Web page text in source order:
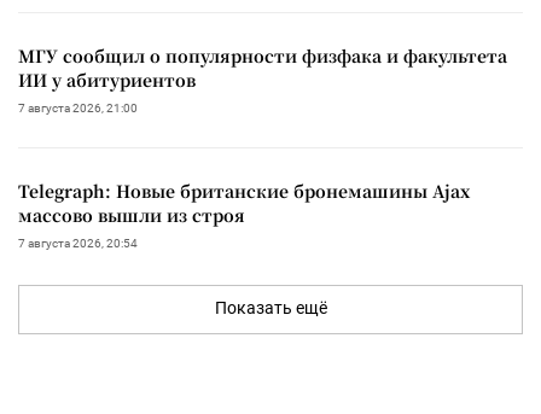
МГУ сообщил о популярности физфака и факультета
ИИ у абитуриентов
7 августа 2026, 21:00
Telegraph: Новые британские бронемашины Ajax
массово вышли из строя
7 августа 2026, 20:54
Показать ещё